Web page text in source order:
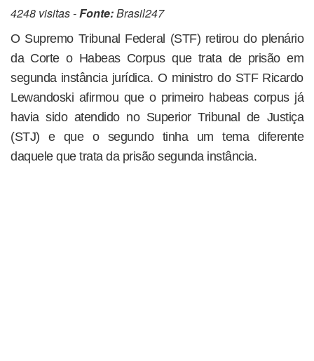
4248 visitas -Fonte:Brasil247
O Supremo Tribunal Federal (STF) retirou do plenário
da Corte o Habeas Corpus que trata de prisão em
segunda instância jurídica. O ministro do STF Ricardo
Lewandoski afirmou que o primeiro habeas corpus já
havia sido atendido no Superior Tribunal de Justiça
(STJ) e que o segundo tinha um tema diferente
daquele que trata da prisão segunda instância.